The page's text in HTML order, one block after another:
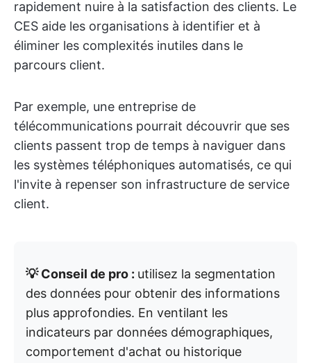
rapidement nuire à la satisfaction des clients. Le
CES aide les organisations à identifier et à
éliminer les complexités inutiles dans le
parcours client.
Par exemple, une entreprise de
télécommunications pourrait découvrir que ses
clients passent trop de temps à naviguer dans
les systèmes téléphoniques automatisés, ce qui
l'invite à repenser son infrastructure de service
client.
💡 Conseil de pro : utilisez la segmentation
des données pour obtenir des informations
plus approfondies. En ventilant les
indicateurs par données démographiques,
comportement d'achat ou historique